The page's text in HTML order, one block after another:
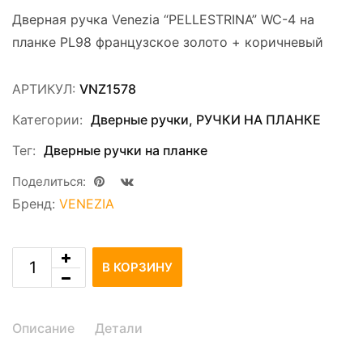
Дверная ручка Venezia “PELLESTRINA” WC-4 на
планке PL98 французское золото + коричневый
АРТИКУЛ: VNZ1578
Категории: Дверные ручки, РУЧКИ НА ПЛАНКЕ
Тег: Дверные ручки на планке
Поделиться:
Бренд: VENEZIA
В КОРЗИНУ
Описание Детали